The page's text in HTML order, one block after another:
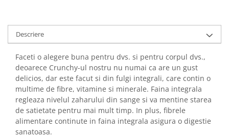
Descriere
Faceti o alegere buna pentru dvs. si pentru corpul dvs.,
deoarece Crunchy-ul nostru nu numai ca are un gust
delicios, dar este facut si din fulgi integrali, care contin o
multime de fibre, vitamine si minerale. Faina integrala
regleaza nivelul zaharului din sange si va mentine starea
de satietate pentru mai mult timp. In plus, fibrele
alimentare continute in faina integrala asigura o digestie
sanatoasa.